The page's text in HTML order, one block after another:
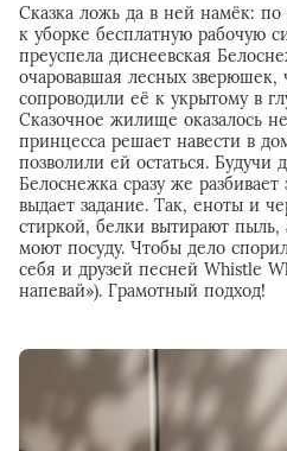
Сказка ложь да в ней намёк:
к уборке бесплатную рабочую
преуспела диснеевская
очаровавшая лесных зверюшек,
сопроводили её к укрытому в
Сказочное жилище оказалось
принцесса решает навести в
позволили ей остаться. Будучи
Белоснежка сразу же
выдает задание. Так, еноты и
стиркой, белки вытирают пыль,
моют посуду. Чтобы дело
себя и друзей песней Whistle
напевай»). Грамотный подход!